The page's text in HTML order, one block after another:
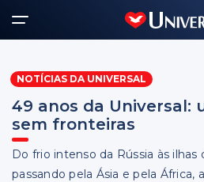
NOTÍCIAS DA UNIVERSAL
49 anos da Universal:
sem fronteiras
Do frio intenso da Rússia às ilhas
passando pela Ásia e pela África,